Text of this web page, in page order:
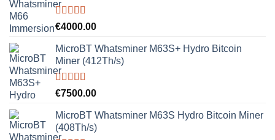
Rated5.00
€4000.00
MicroBT Whatsminer M63S+ Hydro Bitcoin
Miner (412Th/s)
Rated5.00
€7500.00
MicroBT Whatsminer M63S Hydro Bitcoin Miner
(408Th/s)